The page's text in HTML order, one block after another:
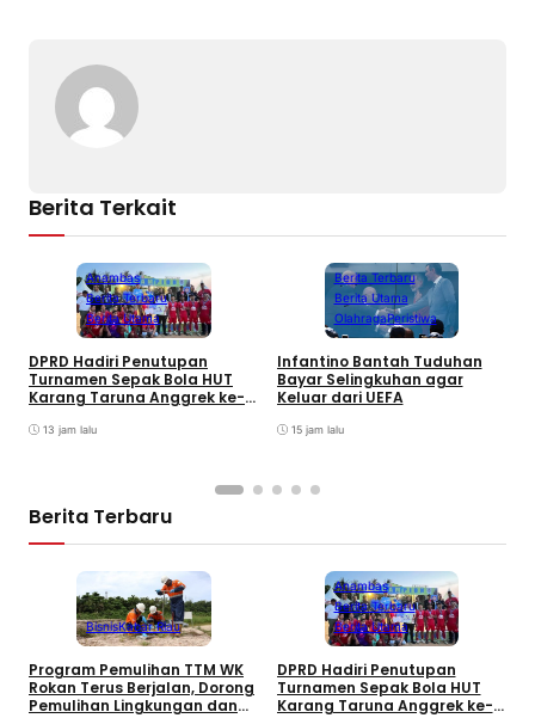
Berita Terkait
Anambas
Berita Terbaru
Berita Utama
DPRD Hadiri Penutupan
Turnamen Sepak Bola HUT
Karang Taruna Anggrek ke-
13 jam lalu
Berita Terbaru
Berita Utama
OlahragaPeristiwa
Infantino Bantah Tuduhan
Bayar Selingkuhan agar
Keluar dari UEFA
15 jam lalu
Berita Terbaru
BisnisKabar Riau
Program Pemulihan TTM WK
Rokan Terus Berjalan, Dorong
Pemulihan Lingkungan dan
Anambas
Berita Terbaru
Berita Utama
DPRD Hadiri Penutupan
Turnamen Sepak Bola HUT
Karang Taruna Anggrek ke-